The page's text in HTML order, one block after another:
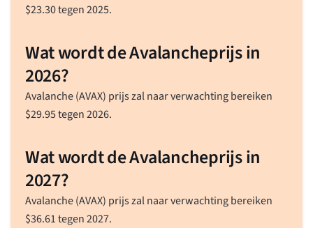
$23.30tegen 2025.
Wat wordt de Avalancheprijs in
2026?
Avalanche (AVAX) prijs zal naar verwachting bereiken
$29.95tegen 2026.
Wat wordt de Avalancheprijs in
2027?
Avalanche (AVAX) prijs zal naar verwachting bereiken
$36.61tegen 2027.